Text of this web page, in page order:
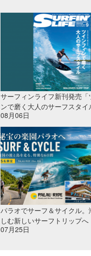
サーフィンライフ新刊発売「
ンで磨く大人のサーフスタイ
08月06日
パラオでサーフ＆サイクル。
しむ新しいサーフトリップへ
07月25日